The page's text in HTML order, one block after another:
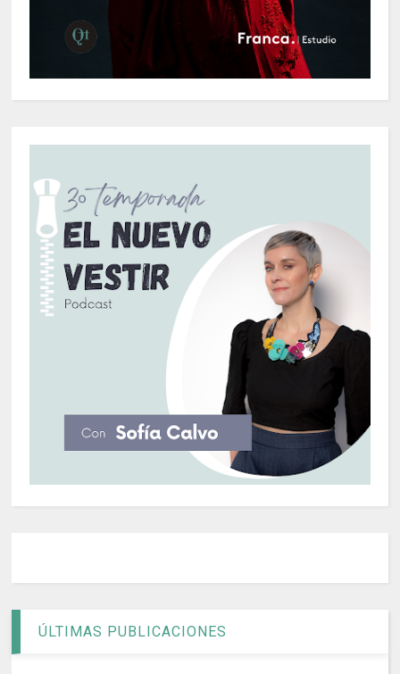
ÚLTIMAS PUBLICACIONES